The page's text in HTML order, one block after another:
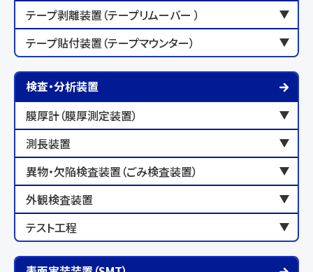
テープ剥離装置（テープリムーバー ）
テープ貼付装置（テープマウンター）
検査・分析装置
膜厚計（膜厚測定装置）
測長装置
異物・欠陥検査装置（ごみ検査装置）
外観検査装置
テスト工程